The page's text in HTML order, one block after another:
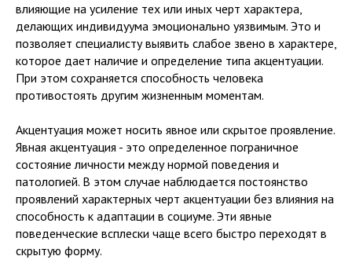
влияющие на усиление тех или иных черт характера,
делающих индивидуума эмоционально уязвимым. Это и
позволяет специалисту выявить слабое звено в характере,
которое дает наличие и определение типа акцентуации.
При этом сохраняется способность человека
противостоять другим жизненным моментам.
Акцентуация может носить явное или скрытое проявление.
Явная акцентуация - это определенное пограничное
состояние личности между нормой поведения и
патологией. В этом случае наблюдается постоянство
проявлений характерных черт акцентуации без влияния на
способность к адаптации в социуме. Эти явные
поведенческие всплески чаще всего быстро переходят в
скрытую форму.